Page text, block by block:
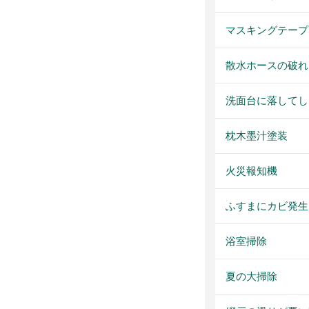
マスキングテープ
散水ホースの破れ
洗面台に落して
枕木墨汁塗装
火災報知機
ふすまにカビ発生
浴室掃除
夏の大掃除